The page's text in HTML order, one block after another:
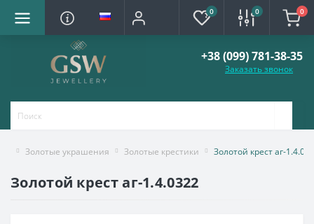
0 0 0
+38 (099) 781-38-35
Заказать звонок
Золотые украшения Золотые крестики Золотой крест аг-
Золотой крест аг-1.4.0322